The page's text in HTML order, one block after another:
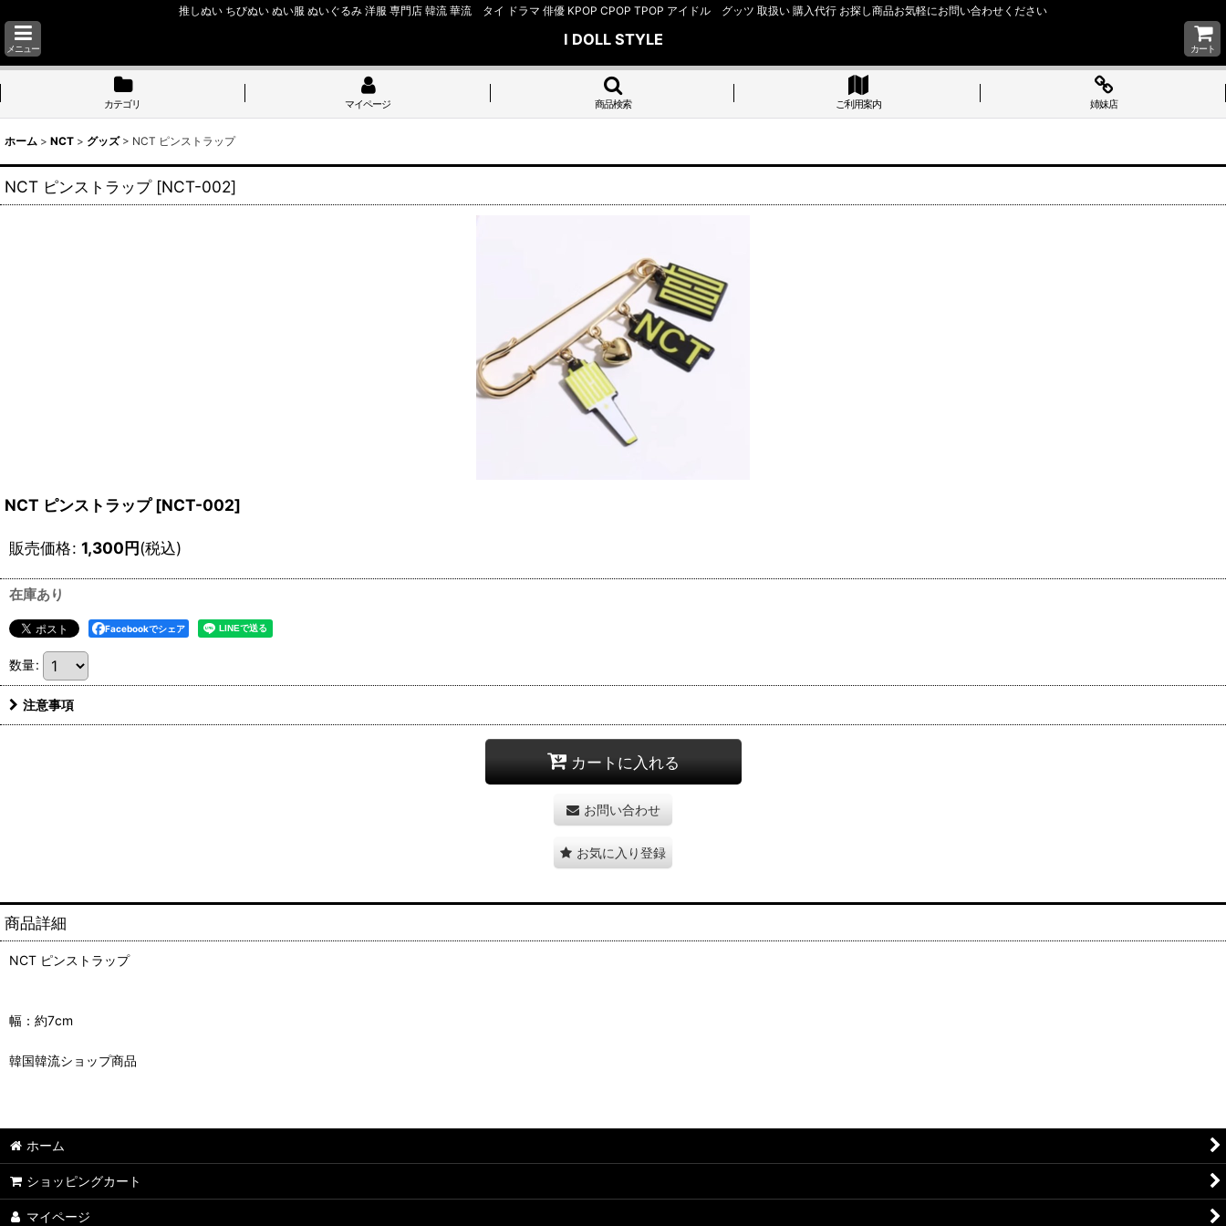
推しぬい ちびぬい ぬい服 ぬいぐるみ 洋服 専門店 韓流 華流 タイ ドラマ 俳優 KPOP CPOP TPOP アイドル グッツ 取扱い 購入代行 お探し商品お気軽にお問い合わせください
メニュー
I DOLL STYLE
カート
カテゴリ マイページ 商品検索 ご利用案内 姉妹店
ホーム > NCT > グッズ > NCT ピンストラップ
NCT ピンストラップ [NCT-002]
NCT ピンストラップ [NCT-002]
販売価格: 1,300円(税込)
在庫あり
Facebookでシェア
数量:
注意事項
カートに入れる
お問い合わせ
お気に入り登録
商品詳細
NCT ピンストラップ
幅：約7cm
韓国韓流ショップ商品
ホーム
ショッピングカート
マイページ